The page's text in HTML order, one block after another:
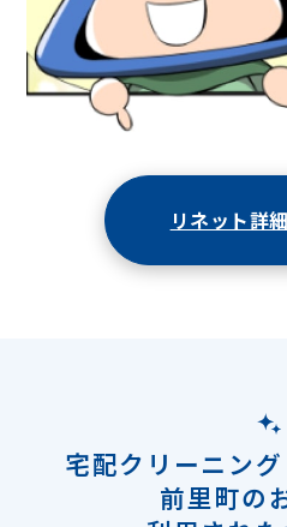
リネット詳
宅配クリーニン
前里町の